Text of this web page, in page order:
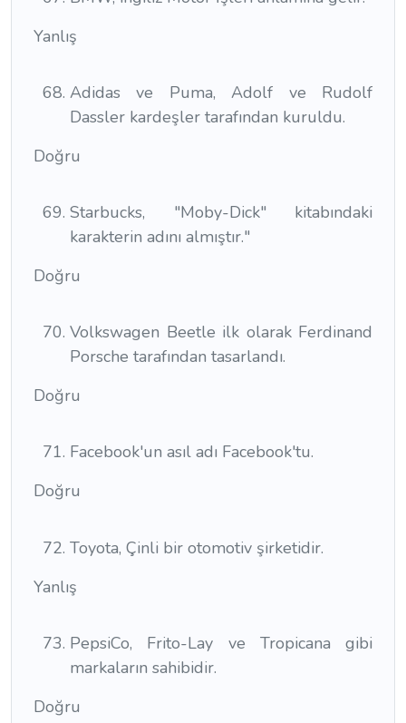
Yanlış
Adidas ve Puma, Adolf ve Rudolf
Dassler kardeşler tarafından kuruldu.
Doğru
Starbucks, "Moby-Dick" kitabındaki
karakterin adını almıştır."
Doğru
Volkswagen Beetle ilk olarak Ferdinand
Porsche tarafından tasarlandı.
Doğru
Facebook'un asıl adı Facebook'tu.
Doğru
Toyota, Çinli bir otomotiv şirketidir.
Yanlış
PepsiCo, Frito-Lay ve Tropicana gibi
markaların sahibidir.
Doğru